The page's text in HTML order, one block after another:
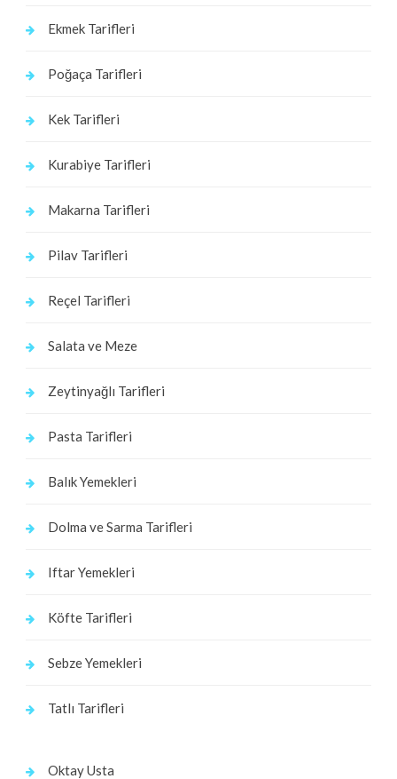
Ekmek Tarifleri
Poğaça Tarifleri
Kek Tarifleri
Kurabiye Tarifleri
Makarna Tarifleri
Pilav Tarifleri
Reçel Tarifleri
Salata ve Meze
Zeytinyağlı Tarifleri
Pasta Tarifleri
Balık Yemekleri
Dolma ve Sarma Tarifleri
Iftar Yemekleri
Köfte Tarifleri
Sebze Yemekleri
Tatlı Tarifleri
Oktay Usta